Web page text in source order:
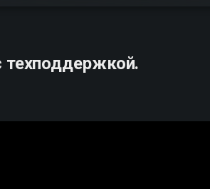
техподдержкой.